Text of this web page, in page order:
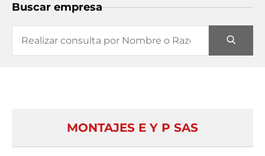
Buscar empresa
MONTAJES E Y P SAS